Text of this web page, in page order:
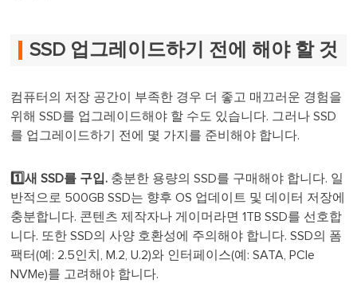
SSD 업그레이드하기 전에 해야 할 것
컴퓨터의 저장 공간이 부족한 경우 더 좋고 매끄러운 경험을
위해 SSD를 업그레이드해야 할 수도 있습니다. 그러나 SSD
를 업그레이드하기 전에 몇 가지를 준비해야 합니다.
1️⃣새 SSD를 구입. 충분한 용량의 SSD를 구매해야 합니다. 일
반적으로 500GB SSD는 향후 OS 업데이트 및 데이터 저장에
충분합니다. 콘텐츠 제작자나 게이머라면 1TB SSD를 선호합
니다. 또한 SSD의 사양 호환성에 주의해야 합니다. SSD의 폼
팩터(예: 2.5인치, M.2, U.2)와 인터페이스(예: SATA, PCIe
NVMe)를 고려해야 합니다.